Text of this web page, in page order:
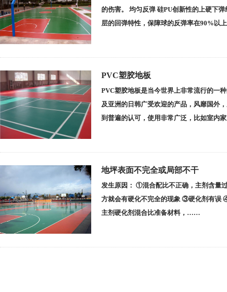
的伤害。 均匀反弹 硅PU创新性的上硬下
层的回弹特性，保障球的反弹率在90%以
PVC塑胶地板
PVC塑胶地板是当今世界上非常流行的一
及亚洲的日韩广受欢迎的产品，风靡国外
到普遍的认可，使用非常广泛，比如室内
地坪表面不完全或局部不干
发生原因： ①混合配比不正确，主剂含量
方就会有硬化不完全的现象 ③硬化剂有误
主剂硬化剂混合比准备材料，……